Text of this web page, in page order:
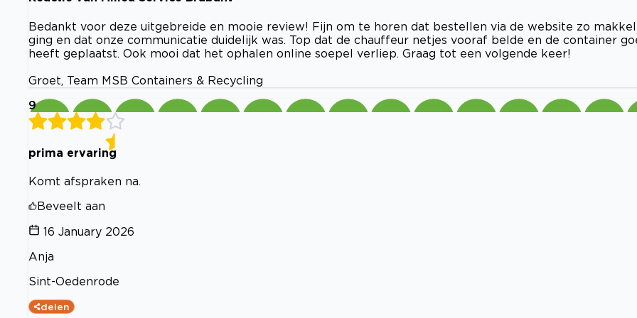
Bedankt voor deze uitgebreide en mooie review! Fijn om te horen dat bestellen via de website zo
ging en dat onze communicatie duidelijk was. Top dat de chauffeur netjes vooraf belde en de container
heeft geplaatst. Ook mooi dat het ophalen online soepel verliep. Graag tot een volgende keer!
Groet, Team MSB Containers & Recycling
9
prima ervaring
Komt afspraken na.
Beveelt aan
16 January 2026
Anja
Sint-Oedenrode
delen